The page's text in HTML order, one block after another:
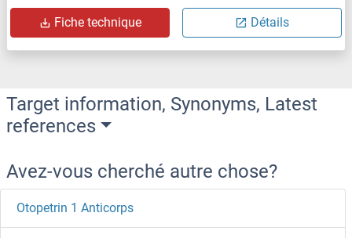
Fiche technique Détails
Target information, Synonyms, Latest
references
Avez-vous cherché autre chose?
Otopetrin 1 Anticorps